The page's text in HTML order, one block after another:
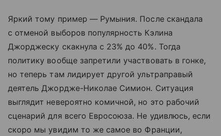
Яркий тому пример — Румыния. После скандала
с отменой выборов популярность Кэлина
Джорджеску скакнула с 23% до 40%. Тогда
политику вообще запретили участвовать в гонке,
но теперь там лидирует другой ультраправый
деятель Джордже-Николае Симион. Ситуация
выглядит невероятно комичной, но это рабочий
сценарий для всего Евросоюза. Не удивлюсь, если
скоро мы увидим то же самое во Франции,